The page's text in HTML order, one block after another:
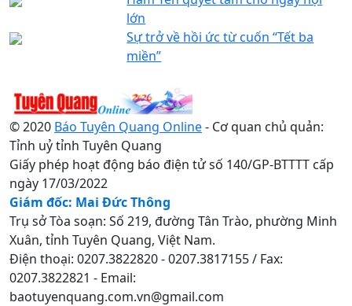
lớn
Sự trở về hồi ức từ cuốn “Tết ba
miền”
© 2020 Báo Tuyên Quang Online- Cơ quan chủ quản:
Tỉnh uỷ tỉnh Tuyên Quang
Giấy phép hoạt động báo điện tử số 140/GP-BTTTT cấp
ngày 17/03/2022
Giám đốc: Mai Đức Thông
Trụ sở Tòa soạn: Số 219, đường Tân Trào, phường Minh
Xuân, tỉnh Tuyên Quang, Việt Nam.
Điện thoại: 0207.3822820 - 0207.3817155 / Fax:
0207.3822821 - Email:
baotuyenquang.com.vn@gmail.com